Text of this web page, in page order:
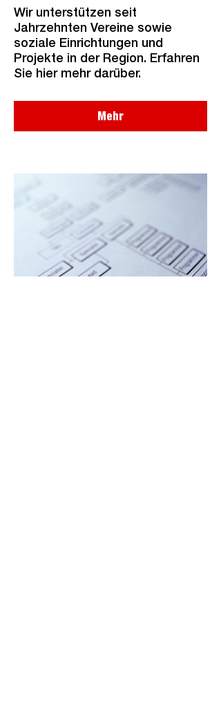
Wir unterstützen seit
Jahrzehnten Vereine sowie
soziale Einrichtungen und
Projekte in der Region. Erfahren
Sie hier mehr darüber.
Mehr